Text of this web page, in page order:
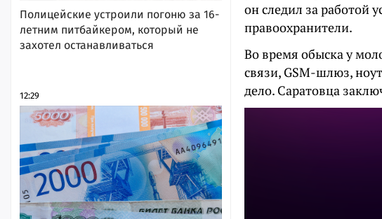
Полицейские устроили погоню за 16-
летним питбайкером, который не
захотел останавливаться
12:29
он следил за работой
правоохранители.
Во время обыска у
связи, GSM-шлюз,
дело. Саратовца